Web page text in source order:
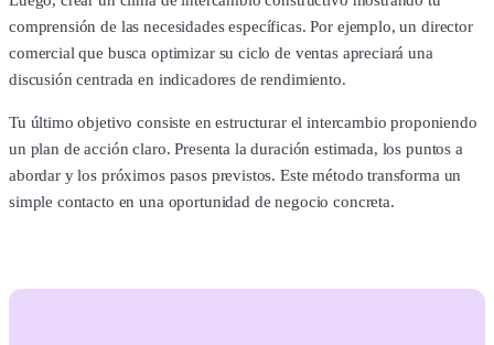
comprensión de las necesidades específicas. Por ejemplo, un director
comercial que busca optimizar su ciclo de ventas apreciará una
discusión centrada en indicadores de rendimiento.
Tu último objetivo consiste en estructurar el intercambio proponiendo
un plan de acción claro. Presenta la duración estimada, los puntos a
abordar y los próximos pasos previstos. Este método transforma un
simple contacto en una oportunidad de negocio concreta.